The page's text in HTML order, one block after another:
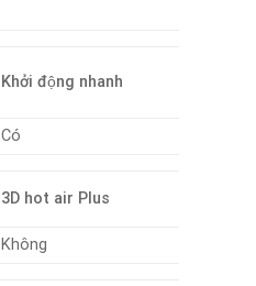
Khởi động nhanh
Có
3D hot air Plus
Không